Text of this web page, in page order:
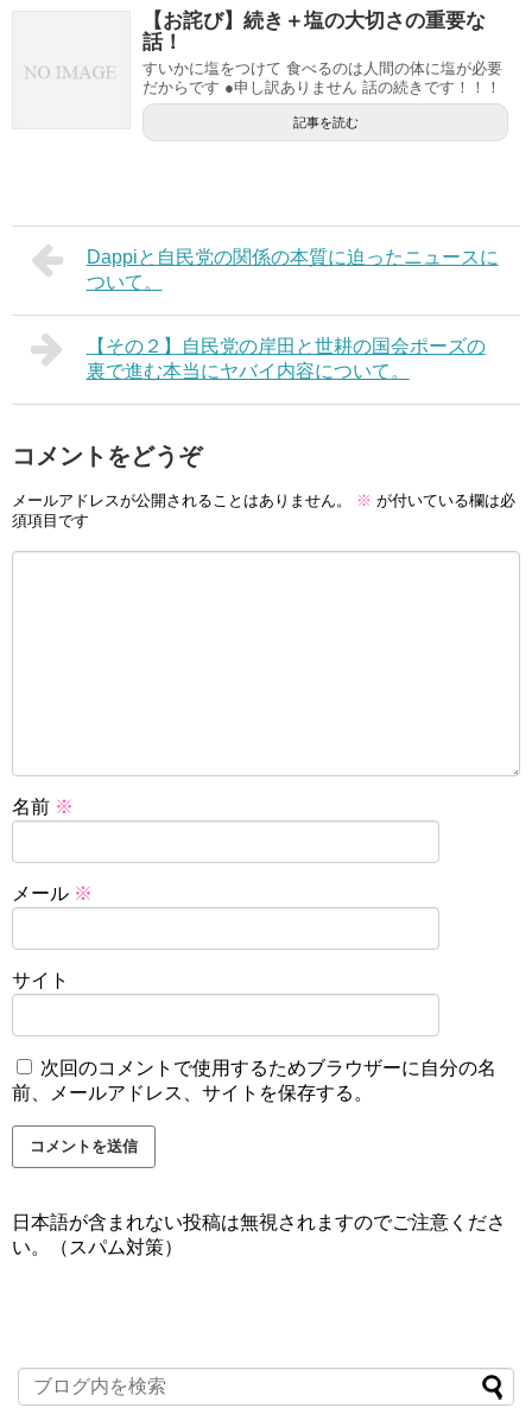
【お詫び】続き＋塩の大切さの重要な
話！
すいかに塩をつけて 食べるのは人間の体に塩が必要
だからです ●申し訳ありません 話の続きです！！！
記事を読む
Dappiと自民党の関係の本質に迫ったニュースに
ついて。
【その２】自民党の岸田と世耕の国会ポーズの
裏で進む本当にヤバイ内容について。
コメントをどうぞ
メールアドレスが公開されることはありません。 ※ が付いている欄は必
須項目です
名前 ※
メール ※
サイト
次回のコメントで使用するためブラウザーに自分の名
前、メールアドレス、サイトを保存する。
日本語が含まれない投稿は無視されますのでご注意くださ
い。（スパム対策）